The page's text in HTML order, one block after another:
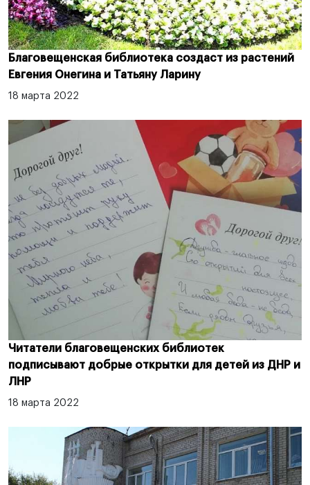
Благовещенская библиотека создаст из растений
Евгения Онегина и Татьяну Ларину
18 марта 2022
Читатели благовещенских библиотек
подписывают добрые открытки для детей из ДНР и
ЛНР
18 марта 2022